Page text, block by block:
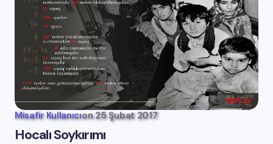
Misafir Kullanıcıon 25 Şubat 2017
Hocalı Soykırımı